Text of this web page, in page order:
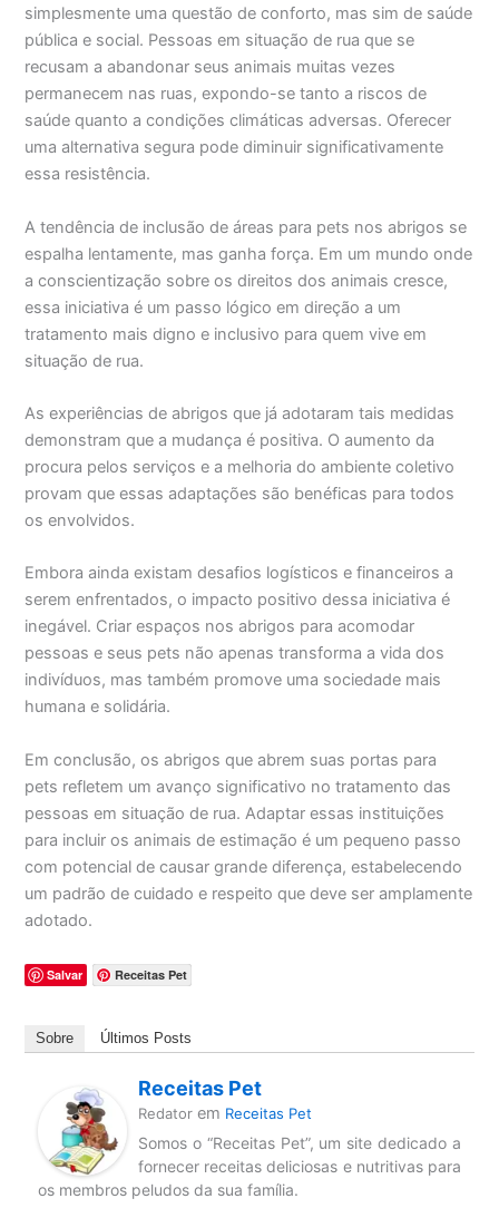
simplesmente uma questão de conforto, mas sim de saúde
pública e social. Pessoas em situação de rua que se
recusam a abandonar seus animais muitas vezes
permanecem nas ruas, expondo-se tanto a riscos de
saúde quanto a condições climáticas adversas. Oferecer
uma alternativa segura pode diminuir significativamente
essa resistência.
A tendência de inclusão de áreas para pets nos abrigos se
espalha lentamente, mas ganha força. Em um mundo onde
a conscientização sobre os direitos dos animais cresce,
essa iniciativa é um passo lógico em direção a um
tratamento mais digno e inclusivo para quem vive em
situação de rua.
As experiências de abrigos que já adotaram tais medidas
demonstram que a mudança é positiva. O aumento da
procura pelos serviços e a melhoria do ambiente coletivo
provam que essas adaptações são benéficas para todos
os envolvidos.
Embora ainda existam desafios logísticos e financeiros a
serem enfrentados, o impacto positivo dessa iniciativa é
inegável. Criar espaços nos abrigos para acomodar
pessoas e seus pets não apenas transforma a vida dos
indivíduos, mas também promove uma sociedade mais
humana e solidária.
Em conclusão, os abrigos que abrem suas portas para
pets refletem um avanço significativo no tratamento das
pessoas em situação de rua. Adaptar essas instituições
para incluir os animais de estimação é um pequeno passo
com potencial de causar grande diferença, estabelecendo
um padrão de cuidado e respeito que deve ser amplamente
adotado.
Salvar Receitas Pet
Sobre Últimos Posts
Receitas Pet
Redator em Receitas Pet
Somos o “Receitas Pet”, um site dedicado a
fornecer receitas deliciosas e nutritivas para
os membros peludos da sua família.